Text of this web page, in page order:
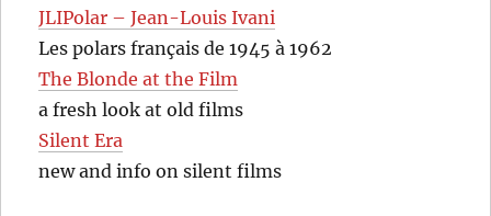
JLIPolar – Jean-Louis Ivani
Les polars français de 1945 à 1962
The Blonde at the Film
a fresh look at old films
Silent Era
new and info on silent films